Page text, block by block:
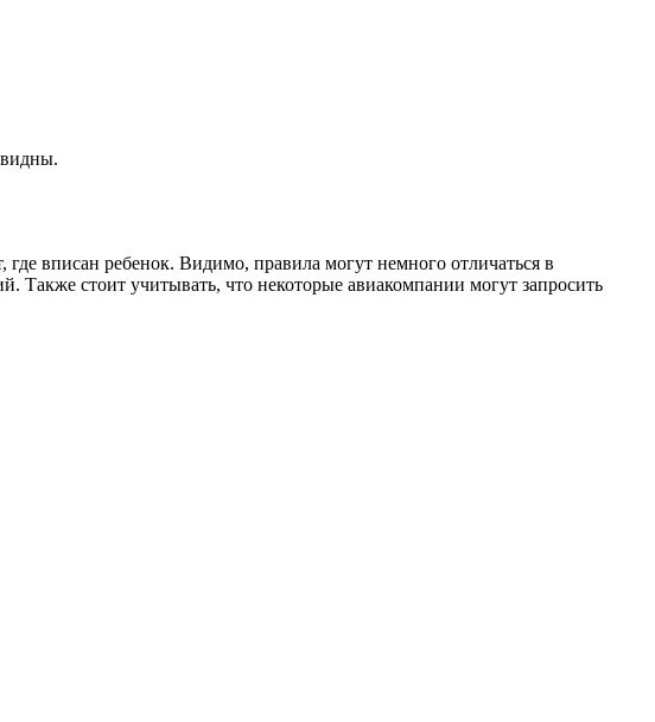
вписан ребенок. Видимо, правила могут немного отличаться в
Также стоит учитывать, что некоторые авиакомпании могут запросить